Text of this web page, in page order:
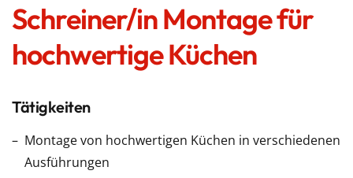
Schreiner/in Montage für
hochwertige Küchen
Tätigkeiten
Montage von hochwertigen Küchen in verschiedenen
Ausführungen